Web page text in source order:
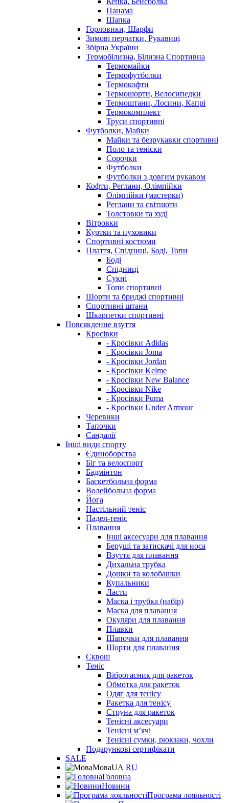
Панама
Шапка
Горловики, Шарфи
Зимові перчатки, Рукавиці
Збірна України
Термобілизна, Білизна Спортивна
Термомайки
Термофутболки
Термокофти
Термошорти, Велосипедки
Термоштани, Лосини, Капрі
Термокомплект
Труси спортивні
Футболки, Майки
Майки та безрукавки спортивні
Поло та теніски
Сорочки
Футболки
Футболки з довгим рукавом
Кофти, Реглани, Олімпійки
Олімпійки (мастерки)
Реглани та світшоти
Толстовки та худі
Вітровки
Куртки та пуховики
Спортивні костюми
Плаття, Спідниці, Боді, Топи
Боді
Спідниці
Сукні
Топи спортивні
Шорти та бриджі спортивні
Спортивні штани
Шкарпетки спортивні
Повсякденне взуття
Кросівки
- Кросівки Adidas
- Кросівки Joma
- Кросівки Jordan
- Кросівки Kelme
- Кросівки New Balance
- Кросівки Nike
- Кросівки Puma
- Кросівки Under Armour
Черевики
Тапочки
Сандалії
Інші види спорту
Єдиноборства
Біг та велоспорт
Бадмінтон
Баскетбольна форма
Волейбольна форма
Йога
Настільний теніс
Падел-теніс
Плавання
Інші аксесуари для плавання
Беруші та затискачі для носа
Взуття для плавання
Дихальна трубка
Дошки та колобашки
Купальники
Ласти
Маска і трубка (набір)
Маска для плавання
Окуляри для плавання
Плавки
Шапочки для плавання
Шорти для плавання
Сквош
Теніс
Віброгасник для ракеток
Обмотка для ракеток
Одяг для тенісу
Ракетка для тенісу
Струна для ракеток
Тенісні аксесуари
Тенісні мʼячі
Тенісні сумки, рюкзаки, чохли
Подарункові сертифікати
SALE
МоваUA RU
Головна
Новини
Програма лояльності